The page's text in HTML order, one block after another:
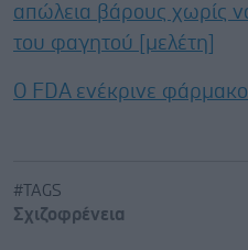
απώλεια βάρους χωρίς
του φαγητού [μελέτη]
Ο FDA ενέκρινε
#TAGS
Σχιζοφρένεια